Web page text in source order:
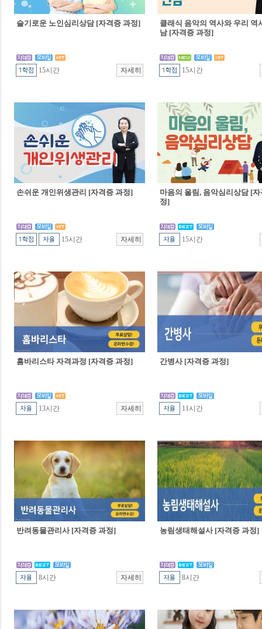
슬기로운 노인심리상담 [자격증 과정]
15시간
클래식 음악의 역사와 우리 역
남 [자격증 과정]
15시간
손쉬운 개인위생관리 [자격증 과정]
15시간
마음의 울림, 음악심리상담 [
정]
15시간
홈바리스타 자격과정 [자격증 과정]
13시간
간병사 [자격증 과정]
11시간
반려동물관리사 [자격증 과정]
8시간
농림생태해설사 [자격증 과정]
8시간